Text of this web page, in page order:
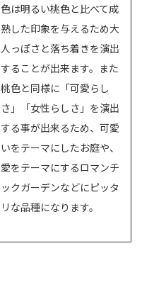
色は明るい桃色と比べて成
熟した印象を与えるため大
人っぽさと落ち着きを演出
することが出来ます。また
桃色と同様に「可愛らし
さ」「女性らしさ」を演出
する事が出来るため、可愛
いをテーマにしたお庭や、
愛をテーマにするロマンチ
ックガーデンなどにピッタ
リな品種になります。